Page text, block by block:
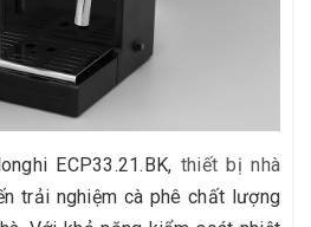
ECP33.21.BK, thiết bị nhà
trải nghiệm cà phê chất lượng